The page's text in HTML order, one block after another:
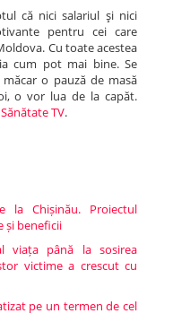
că nici salariul şi nici
pentru cei care
Cu toate acestea
cum pot mai bine. Se
o pauză de masă
o vor lua de la capăt.
Sănătate TV.
la Chișinău. Proiectul
și beneficii
viața până la sosirea
victime a crescut cu
pe un termen de cel